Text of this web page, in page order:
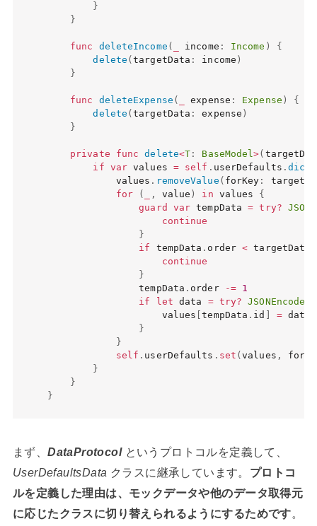
}
}
func deleteIncome ( income : Income )
{
delete (targetData : income )
}
func deleteExpense ( expense : Expense )
{
delete (targetData : expense )
}
private func delete<T : BaseModel>(
if var values = self . userDefaults .
            values
. removeValue ( forKey :
for
( , value ) in values {
guard
var tempData = try?
continue
}
if tempData . order < targetData
continue
}
                tempData
. order -=
1
if
let data = try? JSONEncoder
                    values
[tempData . id = data
}
}
self . userDefaults . set (values ,
}
}
}
まず、DataProtocolというプロトコルを定義して、
UserDefaultsData クラスに継承しています。 プロトコ
ルを定義した理由は、モックデータや他のデータ取得元
に応じたクラスに切り替えられるようにするためです。